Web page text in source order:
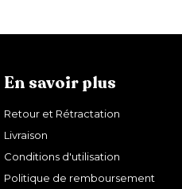
En savoir plus
Retour et Rétractation
Livraison
Conditions d'utilisation
Politique de remboursement